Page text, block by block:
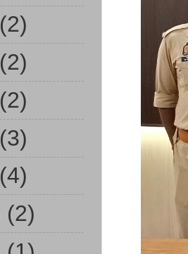
(2)
(2)
(2)
(3)
(4)
(2)